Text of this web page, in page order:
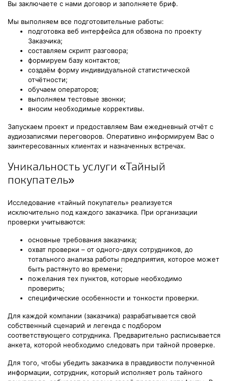
Вы заключаете с нами договор и заполняете бриф.
Мы выполняем все подготовительные работы:
подготовка веб интерфейса для обзвона по проекту
Заказчика;
составляем скрипт разговора;
формируем базу контактов;
создаём форму индивидуальной статистической
отчётности;
обучаем операторов;
выполняем тестовые звонки;
вносим необходимые коррективы.
Запускаем проект и предоставляем Вам ежедневный отчёт с
аудиозаписями переговоров. Оперативно информируем Вас о
заинтересованных клиентах и назначенных встречах.
Уникальность услуги «Тайный
покупатель»
Исследование «тайный покупатель» реализуется
исключительно под каждого заказчика. При организации
проверки учитываются:
основные требования заказчика;
охват проверки – от одного-двух сотрудников, до
тотального анализа работы предприятия, которое может
быть растянуто во времени;
пожелания тех пунктов, которые необходимо
проверить;
специфические особенности и тонкости проверки.
Для каждой компании (заказчика) разрабатывается свой
собственный сценарий и легенда с подбором
соответствующего сотрудника. Предварительно расписывается
анкета, которой необходимо следовать при тайной проверке.
Для того, чтобы убедить заказчика в правдивости полученной
информации, сотрудник, который исполняет роль тайного